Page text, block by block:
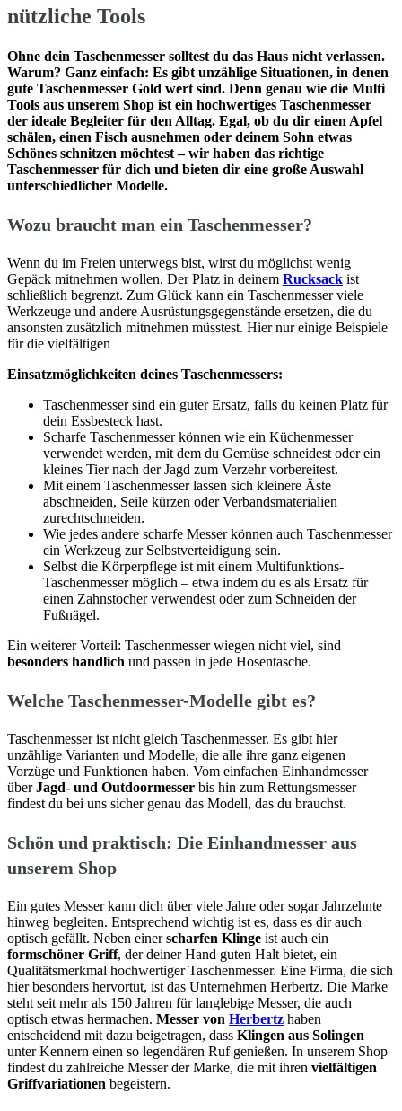
nützliche Tools
Ohne dein Taschenmesser solltest du das Haus nicht verlassen.
Warum? Ganz einfach: Es gibt unzählige Situationen, in denen
gute Taschenmesser Gold wert sind. Denn genau wie die Multi
Tools aus unserem Shop ist ein hochwertiges Taschenmesser
der ideale Begleiter für den Alltag. Egal, ob du dir einen Apfel
schälen, einen Fisch ausnehmen oder deinem Sohn etwas
Schönes schnitzen möchtest – wir haben das richtige
Taschenmesser für dich und bieten dir eine große Auswahl
unterschiedlicher Modelle.
Wozu braucht man ein Taschenmesser?
Wenn du im Freien unterwegs bist, wirst du möglichst wenig
Gepäck mitnehmen wollen. Der Platz in deinem Rucksack ist
schließlich begrenzt. Zum Glück kann ein Taschenmesser viele
Werkzeuge und andere Ausrüstungsgegenstände ersetzen, die du
ansonsten zusätzlich mitnehmen müsstest. Hier nur einige Beispiele
für die vielfältigen
Einsatzmöglichkeiten deines Taschenmessers:
Taschenmesser sind ein guter Ersatz, falls du keinen Platz für
dein Essbesteck hast.
Scharfe Taschenmesser können wie ein Küchenmesser
verwendet werden, mit dem du Gemüse schneidest oder ein
kleines Tier nach der Jagd zum Verzehr vorbereitest.
Mit einem Taschenmesser lassen sich kleinere Äste
abschneiden, Seile kürzen oder Verbandsmaterialien
zurechtschneiden.
Wie jedes andere scharfe Messer können auch Taschenmesser
ein Werkzeug zur Selbstverteidigung sein.
Selbst die Körperpflege ist mit einem Multifunktions-
Taschenmesser möglich – etwa indem du es als Ersatz für
einen Zahnstocher verwendest oder zum Schneiden der
Fußnägel.
Ein weiterer Vorteil: Taschenmesser wiegen nicht viel, sind
besonders handlich und passen in jede Hosentasche.
Welche Taschenmesser-Modelle gibt es?
Taschenmesser ist nicht gleich Taschenmesser. Es gibt hier
unzählige Varianten und Modelle, die alle ihre ganz eigenen
Vorzüge und Funktionen haben. Vom einfachen Einhandmesser
überJagd- und Outdoormesser bis hin zum Rettungsmesser
findest du bei uns sicher genau das Modell, das du brauchst.
Schön und praktisch: Die Einhandmesser aus
unserem Shop
Ein gutes Messer kann dich über viele Jahre oder sogar Jahrzehnte
hinweg begleiten. Entsprechend wichtig ist es, dass es dir auch
optisch gefällt. Neben einerscharfen Klinge ist auch ein
formschöner Griff, der deiner Hand guten Halt bietet, ein
Qualitätsmerkmal hochwertiger Taschenmesser. Eine Firma, die sich
hier besonders hervortut, ist das Unternehmen Herbertz. Die Marke
steht seit mehr als 150 Jahren für langlebige Messer, die auch
optisch etwas hermachen. Messer von Herbertz haben
entscheidend mit dazu beigetragen, dass Klingen aus Solingen
unter Kennern einen so legendären Ruf genießen. In unserem Shop
findest du zahlreiche Messer der Marke, die mit ihren vielfältigen
Griffvariationen begeistern.